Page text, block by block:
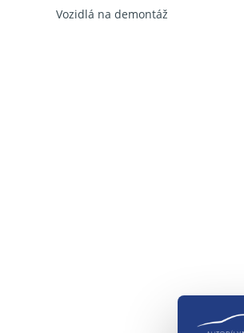
Vozidlá na demontáž